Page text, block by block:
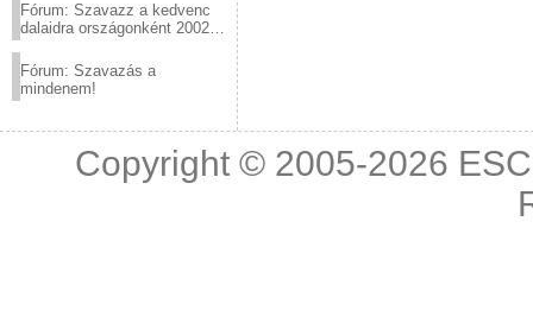
Fórum: Szavazz a kedvenc
dalaidra országonként 2002
Fórum: Szavazás a
mindenem!
Copyright © 2005-2026